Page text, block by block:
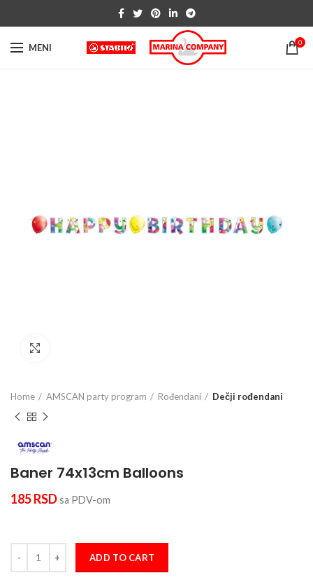
MENI 0
Home AMSCAN party program Rođendani Dečji rođendani
Baner 74x13cm Balloons
185RSDsa PDV-om
ADD TO CART